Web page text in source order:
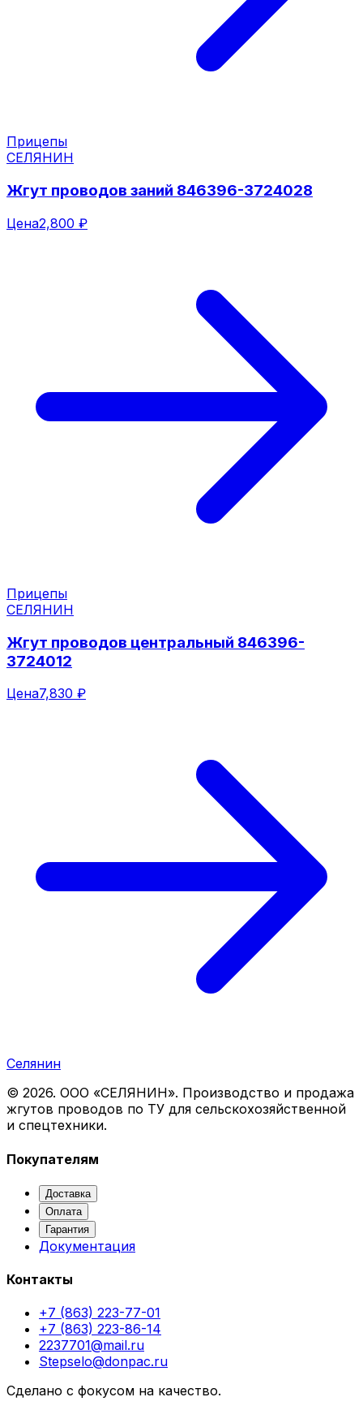
Прицепы
СЕЛЯНИН
Жгут проводов заний 846396-3724028
Цена2,800 ₽
Прицепы
СЕЛЯНИН
Жгут проводов центральный 846396-
3724012
Цена7,830 ₽
Селянин
© 2026. ООО «СЕЛЯНИН». Производство и продажа
жгутов проводов по ТУ для сельскохозяйственной
и спецтехники.
Покупателям
Доставка
Оплата
Гарантия
Документация
Контакты
+7 (863) 223-77-01
+7 (863) 223-86-14
2237701@mail.ru
Stepselo@donpac.ru
Сделано с фокусом на качество.